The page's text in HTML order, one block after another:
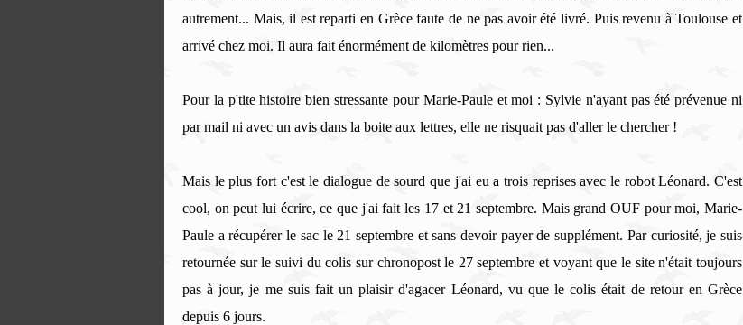
autrement... Mais, il est reparti en Grèce faute de ne pas avoir été livré. Puis revenu à Toulouse et
arrivé chez moi. Il aura fait énormément de kilomètres pour rien...
Pour la p'tite histoire bien stressante pour Marie-Paule et moi : Sylvie n'ayant pas été prévenue ni
par mail ni avec un avis dans la boite aux lettres, elle ne risquait pas d'aller le chercher !
Mais le plus fort c'est le dialogue de sourd que j'ai eu a trois reprises avec le robot Léonard. C'est
cool, on peut lui écrire, ce que j'ai fait les 17 et 21 septembre. Mais grand OUF pour moi, Marie-
Paule a récupérer le sac le 21 septembre et sans devoir payer de supplément. Par curiosité, je suis
retournée sur le suivi du colis sur chronopost le 27 septembre et voyant que le site n'était toujours
pas à jour, je me suis fait un plaisir d'agacer Léonard, vu que le colis était de retour en Grèce
depuis 6 jours.